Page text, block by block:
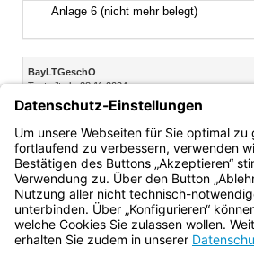
Anlage 6 (nicht mehr belegt)
Inhalt
BayLTGeschO
Text gilt ab: 28.11.2024
Fassung: 14.08.2009
Anlage 5
(aufgehoben)
Bayern.de
BayernPortal